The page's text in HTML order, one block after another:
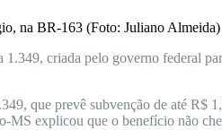
na BR-163 (Foto: Juliano Almeida)
criada pelo governo federal
que prevê subvenção de até
explicou que o benefício não